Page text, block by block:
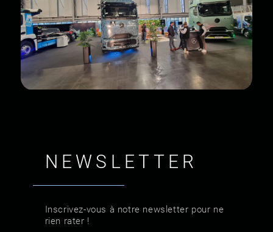
NEWSLETTER
Inscrivez-vous à notre newsletter pour ne
rien rater !